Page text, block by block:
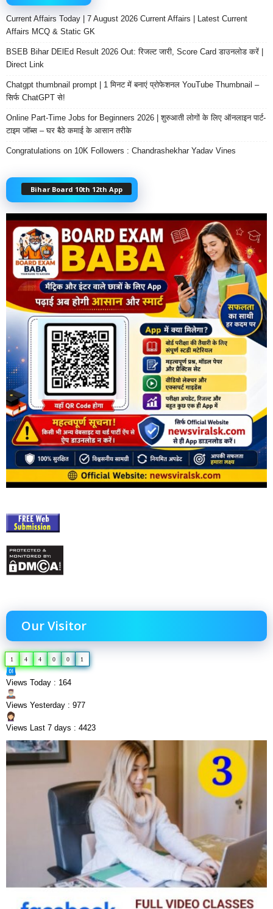
Current Affairs Today | 7 August 2026 Current Affairs | Latest Current
Affairs MCQ & Static GK
BSEB Bihar DElEd Result 2026 Out: रिजल्ट जारी, Score Card डाउनलोड करें |
Direct Link
Chatgpt thumbnail prompt | 1 मिनट में बनाएं प्रोफेशनल YouTube Thumbnail –
सिर्फ ChatGPT से!
Online Part-Time Jobs for Beginners 2026 | शुरुआती लोगों के लिए ऑनलाइन पार्ट-
टाइम जॉब्स – घर बैठे कमाई के आसान तरीके
Congratulations on 10K Followers : Chandrashekhar Yadav Vines
Bihar Board 10th 12th App
Our Visitor
1 4 4 0 0 1
Views Today : 164
Views Yesterday : 977
Views Last 7 days : 4423